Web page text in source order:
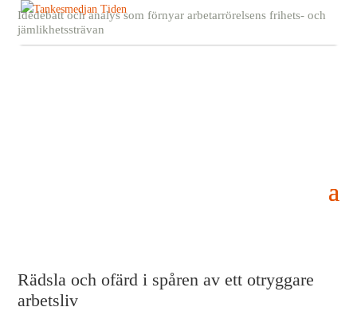
Idédebatt och analys som förnyar arbetarrörelsens frihets- och
jämlikhetssträvan
Rädsla och ofärd i spåren av ett otryggare
arbetsliv